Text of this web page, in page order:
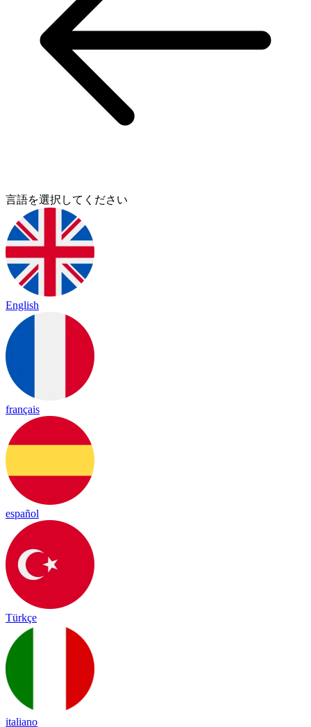
言語を選択してください
English
français
español
Türkçe
italiano